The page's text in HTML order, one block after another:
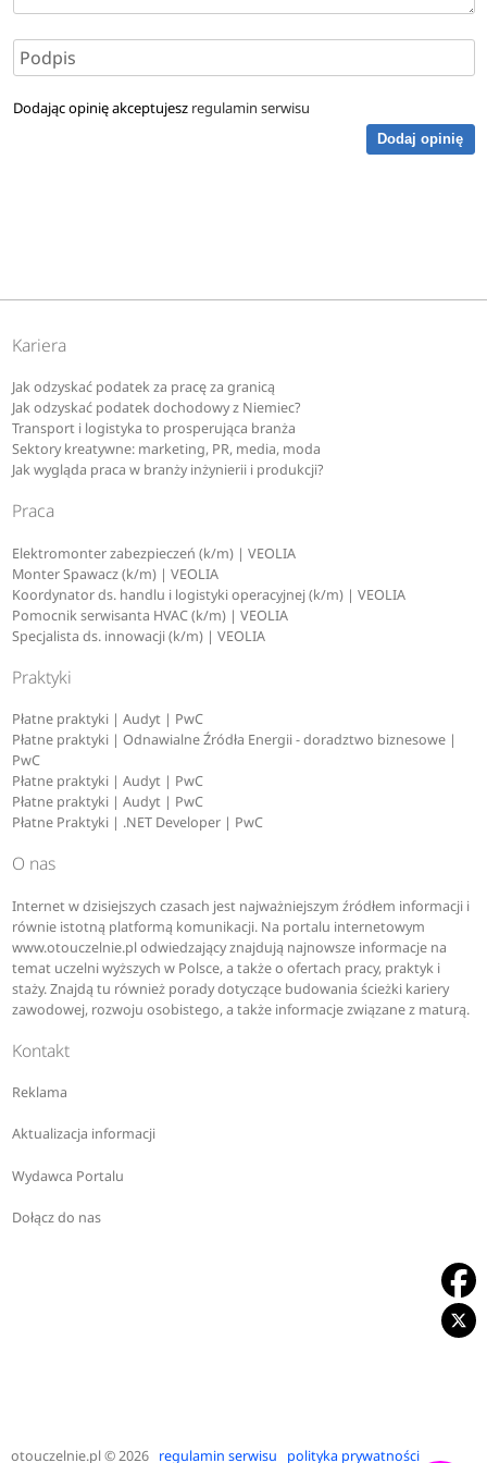
Dodając opinię akceptujesz regulamin serwisu
Dodaj opinię
Kariera
Jak odzyskać podatek za pracę za granicą
Jak odzyskać podatek dochodowy z Niemiec?
Transport i logistyka to prosperująca branża
Sektory kreatywne: marketing, PR, media, moda
Jak wygląda praca w branży inżynierii i produkcji?
Praca
Elektromonter zabezpieczeń (k/m) | VEOLIA
Monter Spawacz (k/m) | VEOLIA
Koordynator ds. handlu i logistyki operacyjnej (k/m) | VEOLIA
Pomocnik serwisanta HVAC (k/m) | VEOLIA
Specjalista ds. innowacji (k/m) | VEOLIA
Praktyki
Płatne praktyki | Audyt | PwC
Płatne praktyki | Odnawialne Źródła Energii - doradztwo biznesowe |
PwC
Płatne praktyki | Audyt | PwC
Płatne praktyki | Audyt | PwC
Płatne Praktyki | .NET Developer | PwC
O nas
Internet w dzisiejszych czasach jest najważniejszym źródłem informacji i
równie istotną platformą komunikacji. Na portalu internetowym
www.otouczelnie.pl odwiedzający znajdują najnowsze informacje na
temat uczelni wyższych w Polsce, a także o ofertach pracy, praktyk i
staży. Znajdą tu również porady dotyczące budowania ścieżki kariery
zawodowej, rozwoju osobistego, a także informacje związane z maturą.
Kontakt
Reklama
Aktualizacja informacji
Wydawca Portalu
Dołącz do nas
otouczelnie.pl© 2026 regulamin serwisu polityka prywatności